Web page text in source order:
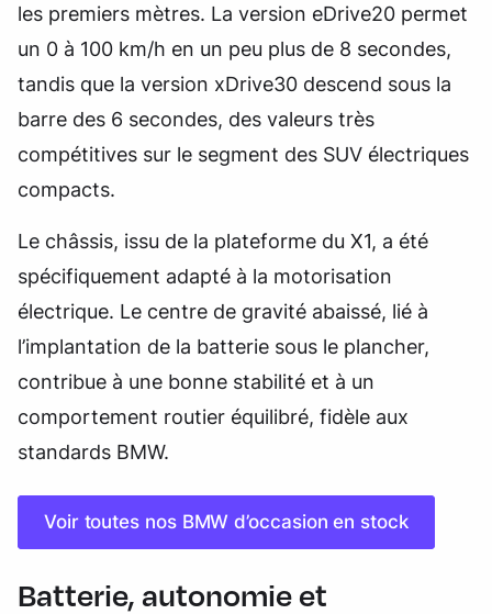
les premiers mètres. La version eDrive20 permet
un 0 à 100 km/h en un peu plus de 8 secondes,
tandis que la version xDrive30 descend sous la
barre des 6 secondes, des valeurs très
compétitives sur le segment des SUV électriques
compacts.
Le châssis, issu de la plateforme du X1, a été
spécifiquement adapté à la motorisation
électrique. Le centre de gravité abaissé, lié à
l’implantation de la batterie sous le plancher,
contribue à une bonne stabilité et à un
comportement routier équilibré, fidèle aux
standards BMW.
Voir toutes nos BMW d’occasion en stock
Batterie, autonomie et